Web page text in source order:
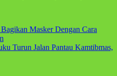
Masker Dengan Cara
Turun Jalan Pantau Kamtibmas,